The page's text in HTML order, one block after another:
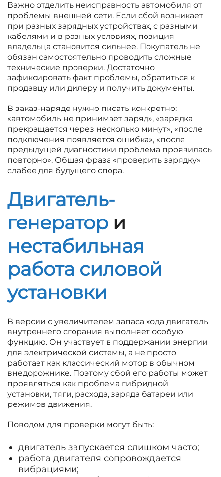
Важно отделить неисправность автомобиля от
проблемы внешней сети. Если сбой возникает
при разных зарядных устройствах, с разными
кабелями и в разных условиях, позиция
владельца становится сильнее. Покупатель не
обязан самостоятельно проводить сложные
технические проверки. Достаточно
зафиксировать факт проблемы, обратиться к
продавцу или дилеру и получить документы.
В заказ-наряде нужно писать конкретно:
«автомобиль не принимает заряд», «зарядка
прекращается через несколько минут», «после
подключения появляется ошибка», «после
предыдущей диагностики проблема проявилась
повторно». Общая фраза «проверить зарядку»
слабее для будущего спора.
Двигатель-
генератор и
нестабильная
работа силовой
установки
В версии с увеличителем запаса хода двигатель
внутреннего сгорания выполняет особую
функцию. Он участвует в поддержании энергии
для электрической системы, а не просто
работает как классический мотор в обычном
внедорожнике. Поэтому сбой его работы может
проявляться как проблема гибридной
установки, тяги, расхода, заряда батареи или
режимов движения.
Поводом для проверки могут быть:
двигатель запускается слишком часто;
работа двигателя сопровождается
вибрациями;